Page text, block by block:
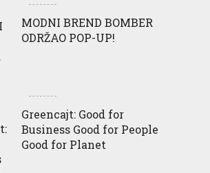
MODNI BREND BOMBER
ODRŽAO POP-UP!
Greencajt: Good for
Business Good for People
Good for Planet